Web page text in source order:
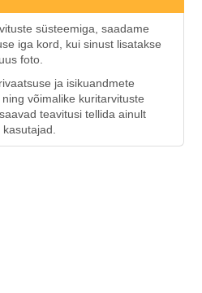
süsteemiga, saadame
iga kord, kui sinust lisatakse
foto.
ja isikuandmete
võimalike kuritarvituste
teavitusi tellida ainult
kasutajad.